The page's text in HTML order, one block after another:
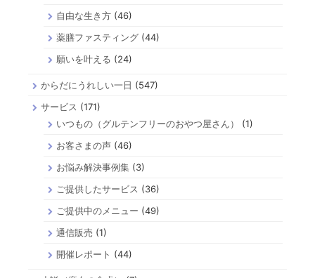
自由な生き方 (46)
薬膳ファスティング (44)
願いを叶える (24)
からだにうれしい一日 (547)
サービス (171)
いつもの（グルテンフリーのおやつ屋さん）
(1)
お客さまの声 (46)
お悩み解決事例集 (3)
ご提供したサービス (36)
ご提供中のメニュー (49)
通信販売 (1)
開催レポート (44)